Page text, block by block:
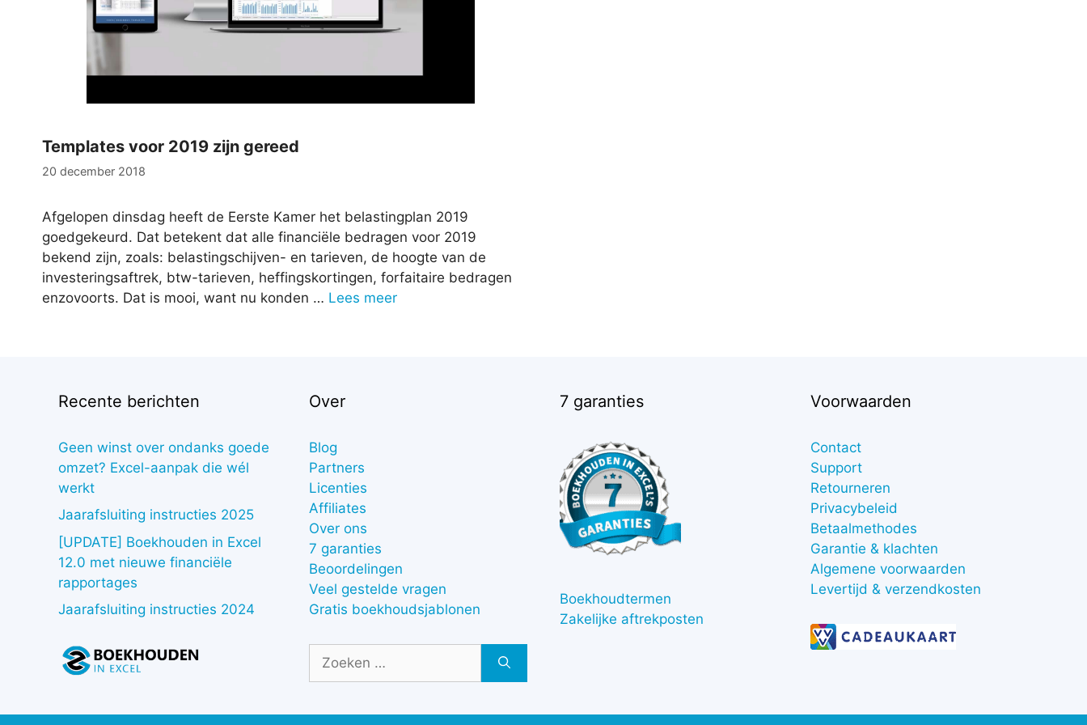
Templates voor 2019 zijn gereed
20 december 2018
Afgelopen dinsdag heeft de Eerste Kamer het belastingplan 2019
goedgekeurd. Dat betekent dat alle financiële bedragen voor 2019
bekend zijn, zoals: belastingschijven- en tarieven, de hoogte van de
investeringsaftrek, btw-tarieven, heffingskortingen, forfaitaire bedragen
enzovoorts. Dat is mooi, want nu konden … Lees meer
Recente berichten
Geen winst over ondanks goede
omzet? Excel-aanpak die wél
werkt
Jaarafsluiting instructies 2025
[UPDATE] Boekhouden in Excel
12.0 met nieuwe financiële
rapportages
Jaarafsluiting instructies 2024
Over
Blog
Partners
Licenties
Affiliates
Over ons
7 garanties
Beoordelingen
Veel gestelde vragen
Gratis boekhoudsjablonen
naar:
7 garanties
Boekhoudtermen
Zakelijke aftrekposten
Voorwaarden
Contact
Support
Retourneren
Privacybeleid
Betaalmethodes
Garantie & klachten
Algemene voorwaarden
Levertijd & verzendkosten